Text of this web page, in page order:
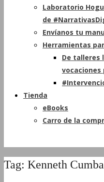
Laboratorio
de
Envíanos tu
Herramientas
De talleres
vocaciones
Tienda
eBooks
Carro de la
Tag: Kenneth Cumba